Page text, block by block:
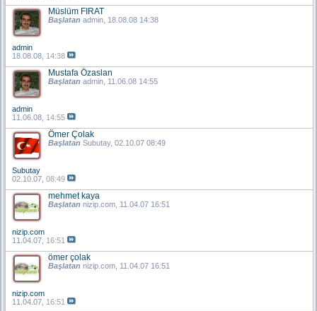
Müslüm FIRAT
Başlatan admin , 18.08.08 14:38
admin
18.08.08, 14:38
Mustafa Özaslan
Başlatan admin , 11.06.08 14:55
admin
11.06.08, 14:55
Ömer Çolak
Başlatan Subutay, 02.10.07 08:49
Subutay
02.10.07, 08:49
mehmet kaya
Başlatan nizip.com , 11.04.07 16:51
nizip.com
11.04.07, 16:51
ömer çolak
Başlatan nizip.com , 11.04.07 16:51
nizip.com
11.04.07, 16:51